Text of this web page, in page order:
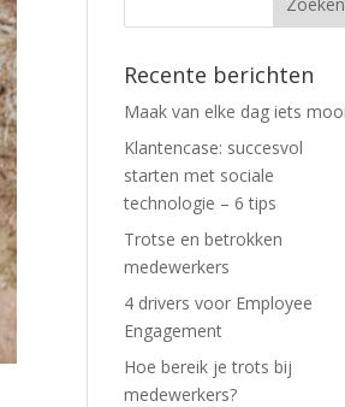
Recente berichten
Maak van elke dag iets
Klantencase: succesvol
starten met sociale
technologie – 6 tips
Trotse en betrokken
medewerkers
4 drivers voor Employee
Engagement
Hoe bereik je trots bij
medewerkers?